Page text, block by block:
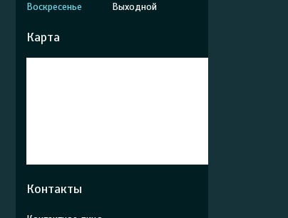
Воскресенье
Выходной
Карта
Контакты